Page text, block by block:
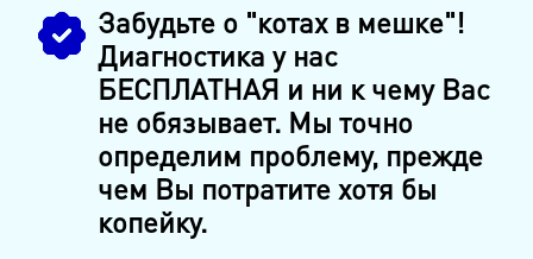
Забудьте о "котах в мешке"!
Диагностика у нас
БЕСПЛАТНАЯ и ни к чему Вас
не обязывает. Мы точно
определим проблему, прежде
чем Вы потратите хотя бы
копейку.